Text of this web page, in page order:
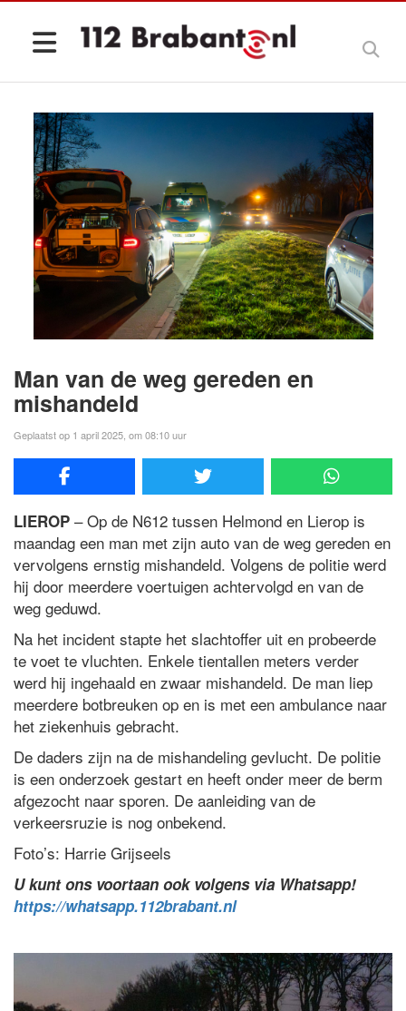
Man van de weg gereden en
mishandeld
Geplaatst op 1 april 2025, om 08:10 uur
LIEROP – Op de N612 tussen Helmond en Lierop is
maandag een man met zijn auto van de weg gereden en
vervolgens ernstig mishandeld. Volgens de politie werd
hij door meerdere voertuigen achtervolgd en van de
weg geduwd.
Na het incident stapte het slachtoffer uit en probeerde
te voet te vluchten. Enkele tientallen meters verder
werd hij ingehaald en zwaar mishandeld. De man liep
meerdere botbreuken op en is met een ambulance naar
het ziekenhuis gebracht.
De daders zijn na de mishandeling gevlucht. De politie
is een onderzoek gestart en heeft onder meer de berm
afgezocht naar sporen. De aanleiding van de
verkeersruzie is nog onbekend.
Foto’s: Harrie Grijseels
U kunt ons voortaan ook volgens via Whatsapp!
https://whatsapp.112brabant.nl